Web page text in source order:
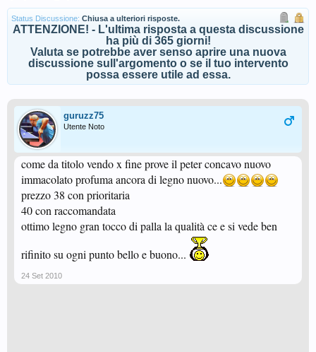
Status Discussione: Chiusa a ulteriori risposte.
ATTENZIONE! - L'ultima risposta a questa discussione
ha più di 365 giorni!
Valuta se potrebbe aver senso aprire una nuova
discussione sull'argomento o se il tuo intervento
possa essere utile ad essa.
guruzz75
Utente Noto
come da titolo vendo x fine prove il peter concavo nuovo
immacolato profuma ancora di legno nuovo...
prezzo 38 con prioritaria
40 con raccomandata
ottimo legno gran tocco di palla la qualità ce e si vede ben
rifinito su ogni punto bello e buono...
24 Set 2010